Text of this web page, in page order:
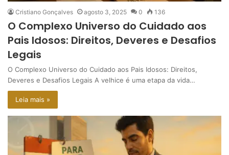
Cristiano Gonçalves agosto 3, 2025 0 136
O Complexo Universo do Cuidado aos
Pais Idosos: Direitos, Deveres e Desafios
Legais
O Complexo Universo do Cuidado aos Pais Idosos: Direitos,
Deveres e Desafios Legais A velhice é uma etapa da vida…
Leia mais »